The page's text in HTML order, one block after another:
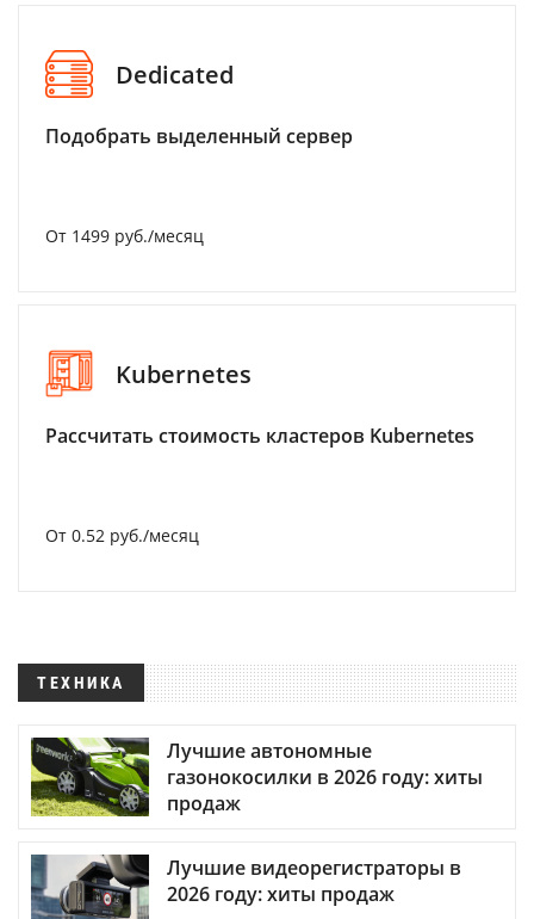
Dedicated
Подобрать выделенный сервер
От 1499 руб./месяц
Kubernetes
Рассчитать стоимость кластеров Kubernetes
От 0.52 руб./месяц
ТЕХНИКА
Лучшие автономные
газонокосилки в 2026 году: хиты
продаж
Лучшие видеорегистраторы в
2026 году: хиты продаж